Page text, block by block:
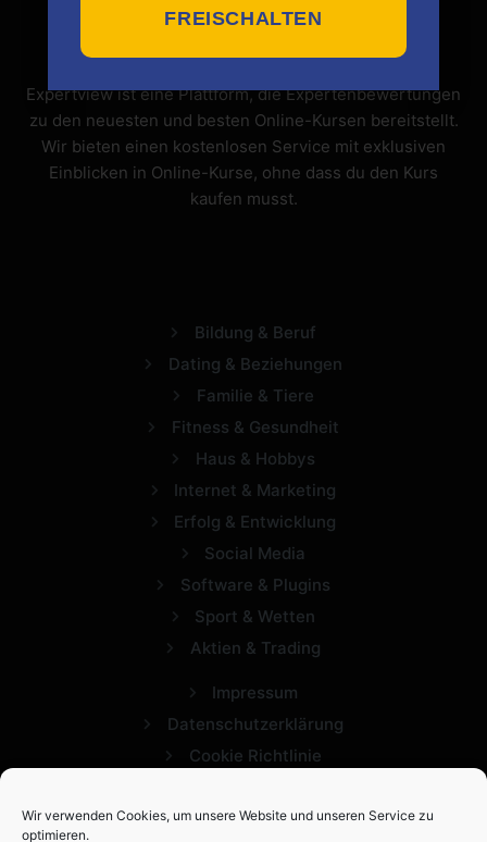
Wir verwenden Cookies, um unsere Website und unseren Service zu
optimieren.
Expertview ist eine Plattform, die Expertenbewertungen
zu den neuesten und besten Online-Kursen bereitstellt.
Wir bieten einen kostenlosen Service mit exklusiven
Einblicken in Online-Kurse, ohne dass du den Kurs
kaufen musst.
Bildung & Beruf
Dating & Beziehungen
Familie & Tiere
Fitness & Gesundheit
Haus & Hobbys
Internet & Marketing
Erfolg & Entwicklung
Social Media
Software & Plugins
Sport & Wetten
Aktien & Trading
Impressum
Datenschutzerklärung
Cookie Richtlinie
FREISCHALTEN